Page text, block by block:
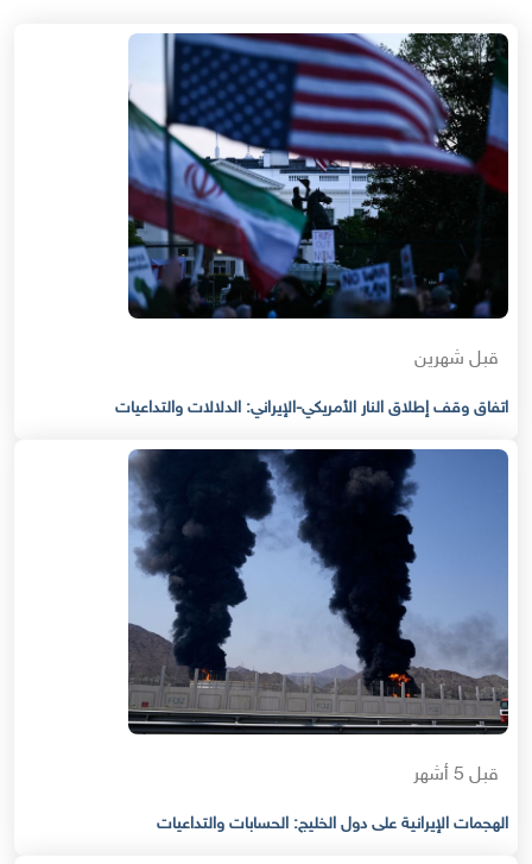
قبل شهرين
اتفاق وقف إطلاق النار الأمريكي-الإيراني: الدلالات والتداعيات
قبل 5 أشهر
الهجمات الإيرانية على دول الخليج: الحسابات والتداعيات